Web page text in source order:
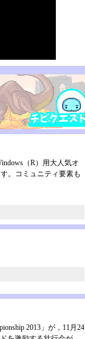
（R）用大人気オ
。コミュニティ要素も
2013」が，11月24